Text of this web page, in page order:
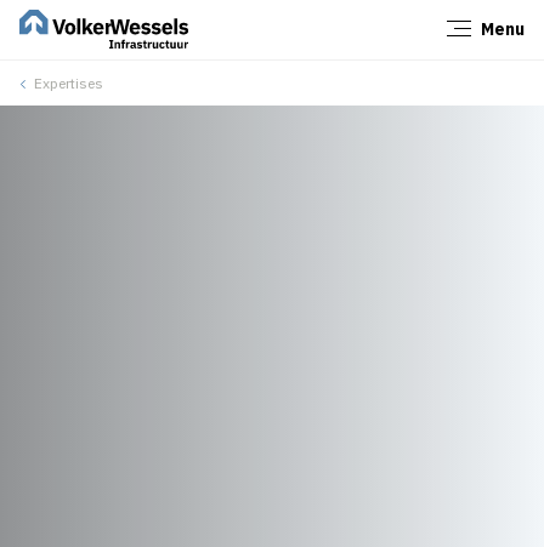
Menu
Expertises
Sluiten